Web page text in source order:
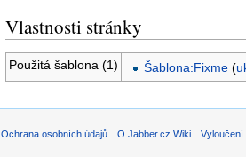
Vlastnosti stránky
Použitá šablona (1) Šablona:Fixme (
Ochrana osobních údajů O Jabber.cz Wiki Vyloučení